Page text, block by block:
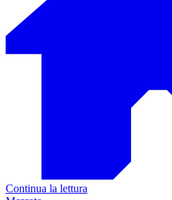
Continua la lettura